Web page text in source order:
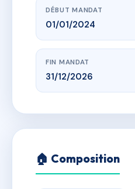
DÉBUT MANDAT
01/01/2024
FIN MANDAT
31/12/2026
🏠 Composition